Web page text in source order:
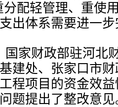
配轻管理、重使
出体系需要进一
国家财政部驻河北
建处、张家口市
程项目的资金效
题提出了整改意